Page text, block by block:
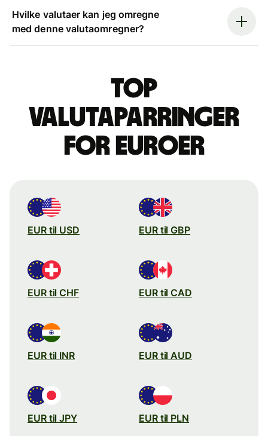
Hvilke valutaer kan jeg omregne
med denne valutaomregner?
Top
valutaparringer
for euroer
EUR til USD EUR til GBP
EUR til CHF EUR til CAD
EUR til INR EUR til AUD
EUR til JPY EUR til PLN